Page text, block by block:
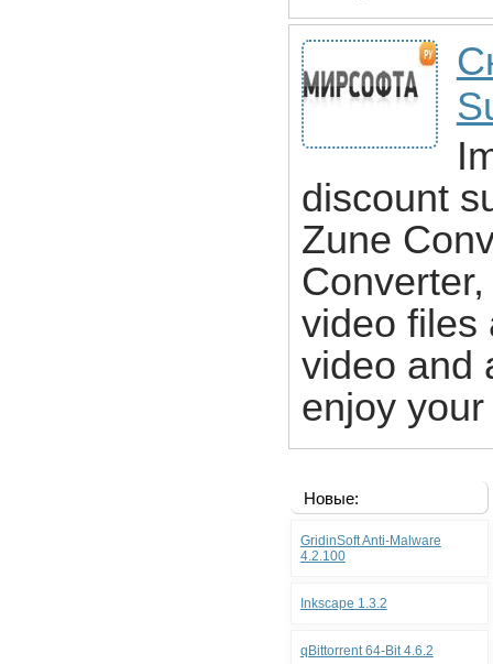
discount
Zune
video files
video and
enjoy
Новые:
GridinSoft Anti-Malware
4.2.100
Inkscape 1.3.2
qBittorrent 64-Bit 4.6.2